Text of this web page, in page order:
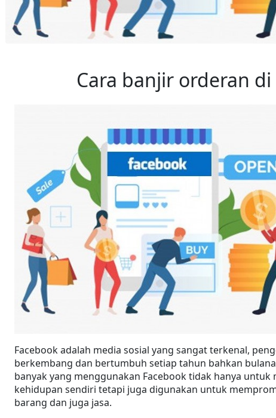
Cara banjir orderan di
Facebook adalah media sosial yang sangat terkenal,
berkembang dan bertumbuh setiap tahun bahkan
banyak yang menggunakan Facebook tidak hanya
kehidupan sendiri tetapi juga digunakan untuk
barang dan juga jasa.